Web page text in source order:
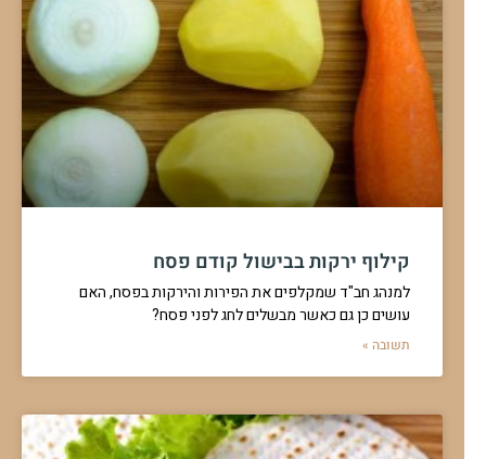
קילוף ירקות בבישול קודם פסח
למנהג חב"ד שמקלפים את הפירות והירקות בפסח, האם
עושים כן גם כאשר מבשלים לחג לפני פסח?
תשובה »